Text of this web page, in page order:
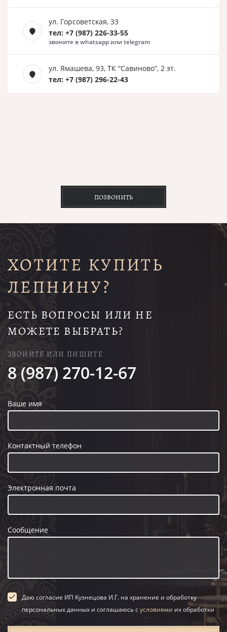
ул. Горсоветская, 33
тел: +7 (987) 226-33-55
звоните в whatsapp или telegram
ул. Ямашева, 93, ТК “Савиново”, 2 эт.
тел: +7 (987) 296-22-43
ПОЗВОНИТЬ
ХОТИТЕ КУПИТЬ
ЛЕПНИНУ?
ЕСТЬ ВОПРОСЫ ИЛИ НЕ
МОЖЕТЕ ВЫБРАТЬ?
ЗВОНИТЕ ИЛИ ПИШИТЕ
8 (987) 270-12-67
Ваше имя
Контактный телефон
Электронная почта
Сообщение
Даю согласие ИП Кузнецова И.Г. на хранение и обработку
персональных данных и соглашаюсь сусловиями их обработки